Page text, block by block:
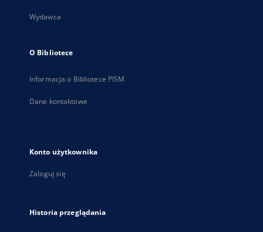
Wydawca
O Bibliotece
Informacja o Bibliotece PISM
Dane kontaktowe
Konto użytkownika
Zaloguj się
Historia przeglądania